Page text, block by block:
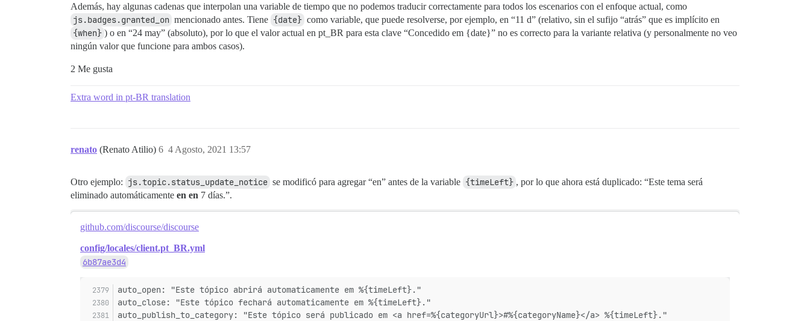
Además, hay algunas cadenas que interpolan una variable de tiempo que no podemos traducir correctamente para todos los escenarios con el enfoque actual, como
js.badges.granted_on mencionado antes. Tiene {date} como variable, que puede resolverse, por ejemplo, en “11 d” (relativo, sin el sufijo “atrás” que es implícito en
{when} ) o en “24 may” (absoluto), por lo que el valor actual en pt_BR para esta clave “Concedido em {date}” no es correcto para la variante relativa (y personalmente no veo
ningún valor que funcione para ambos casos).
2 Me gusta
Extra word in pt-BR translation
renato (Renato Atilio) 4 Agosto, 2021 13:57
6
Otro ejemplo: js.topic.status_update_notice se modificó para agregar “en” antes de la variable {timeLeft} , por lo que ahora está duplicado: “Este tema será
eliminado automáticamente en en 7 días.”.
github.com/discourse/discourse
config/locales/client.pt_BR.yml
6b87ae3d4
auto_open: "Este tópico abrirá automaticamente em %{timeLeft}."
auto_close: "Este tópico fechará automaticamente em %{timeLeft}."
auto_publish_to_category: "Este tópico será publicado em <a href=%{categoryUrl}>#%{categoryName}</a> %{timeLeft}."